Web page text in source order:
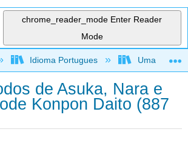
chrome_reader_mode Enter Reader
Mode
global hierarchy
Idioma Portugues Uma
de Asuka, Nara e
Konpon Daito (887